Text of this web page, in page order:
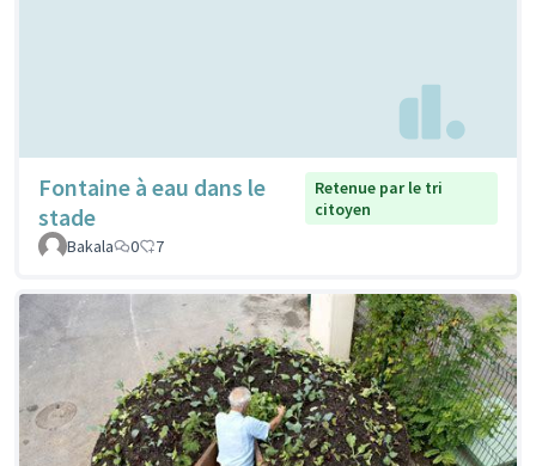
Fontaine à eau dans le
stade
Retenue par le tri
citoyen
Bakala
0 7